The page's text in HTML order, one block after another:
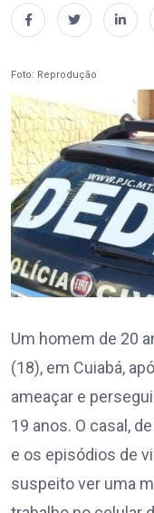
Foto: Reprodução
Um homem de 20
(18), em Cuiabá,
ameaçar e
19 anos. O casal,
e os episódios de
suspeito ver uma